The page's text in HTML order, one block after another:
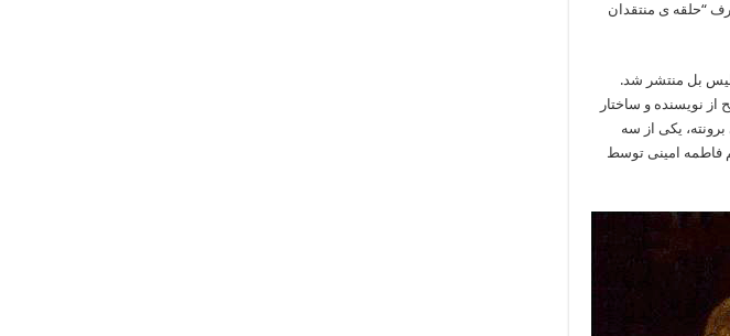
از طرف “حلقه ی منتقدان
اول در سال ۱۸۴۷ با نام مستعار الیس بل منتشر شد.
نویسنده و ساختار
یکی از سه
فاطمه امینی توسط